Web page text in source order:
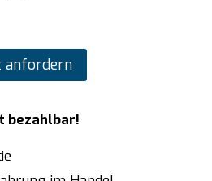
anfordern
bezahlbar!